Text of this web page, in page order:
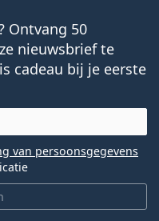
Ontvang 50
nieuwsbrief te
cadeau bij je eerste
van persoonsgegevens